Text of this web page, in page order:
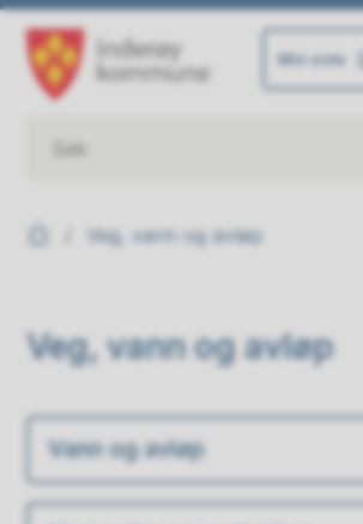
Min side
Du er her:Veg, vann og avløp
Veg, vann og avløp
Vann og avløp